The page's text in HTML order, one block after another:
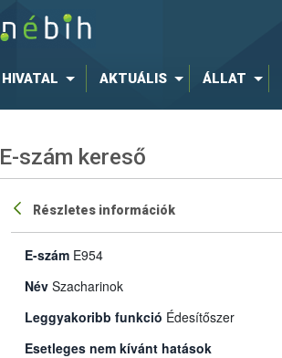
HIVATAL AKTUÁLIS ÁLLAT
E-szám kereső
Részletes információk
E-szám E954
Név Szacharinok
Leggyakoribb funkció Édesítőszer
Esetleges nem kívánt hatások